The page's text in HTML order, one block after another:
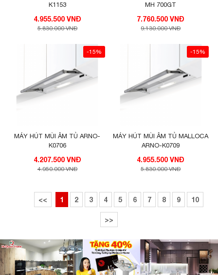
K1153
4.955.500 VNĐ
5.830.000 VNĐ
MH 700GT
7.760.500 VNĐ
9.130.000 VNĐ
-15%
MÁY HÚT MÙI ÂM TỦ ARNO-
K0706
4.207.500 VNĐ
4.950.000 VNĐ
-15%
MÁY HÚT MÙI ÂM TỦ MALLOCA
ARNO-K0709
4.955.500 VNĐ
5.830.000 VNĐ
<< 1 2 3 4 5 6 7 8 9 10
>>